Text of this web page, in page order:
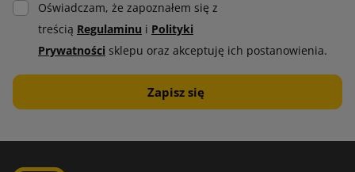
Oświadczam, że zapoznałem się z
treścią Regulaminu i Polityki
Prywatności sklepu oraz akceptuję ich postanowienia.